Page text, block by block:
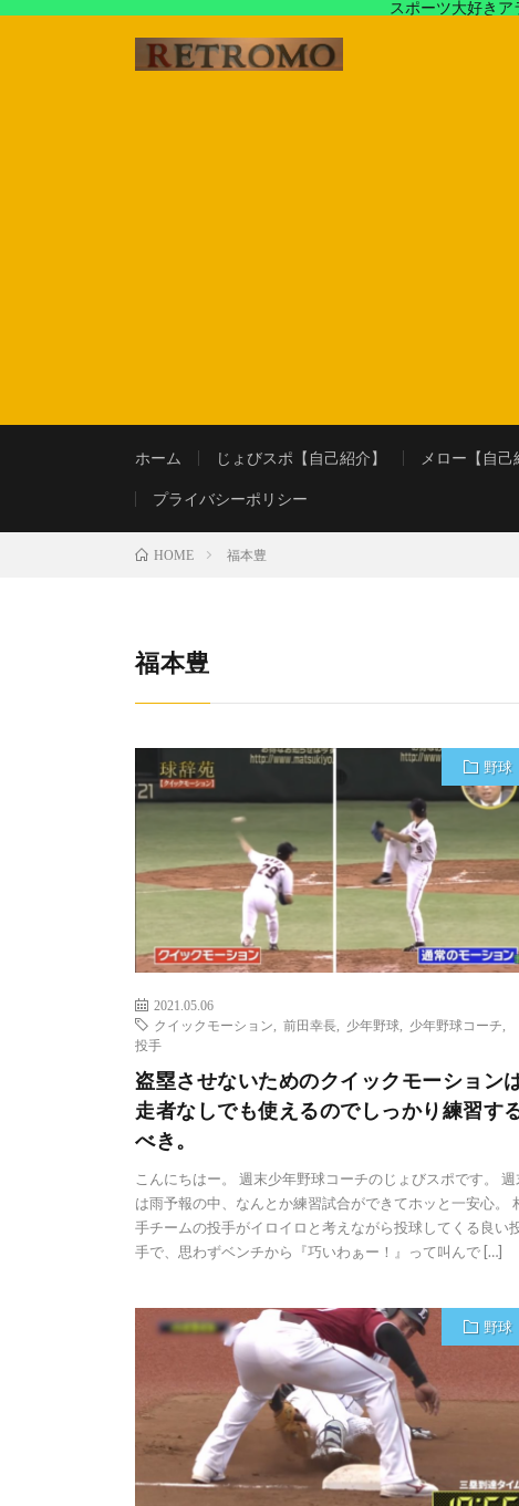
スポーツ大好き
ホーム じょびスポ【自己紹介】 メロー【自己
プライバシーポリシー
HOME 福本豊
福本豊
野球
2021.05.06
クイックモーション
前田幸長 少年野球 少年野球コーチ
投手
盗塁させないためのクイックモーション
走者なしでも使えるのでしっかり練習す
べき。
こんにちはー。 週末少年野球コーチのじょびスポです。 週
は雨予報の中、なんとか練習試合ができてホッと一安心。
手チームの投手がイロイロと考えながら投球してくる良い
手で、思わずベンチから『巧いわぁー！』って叫んで […]
野球